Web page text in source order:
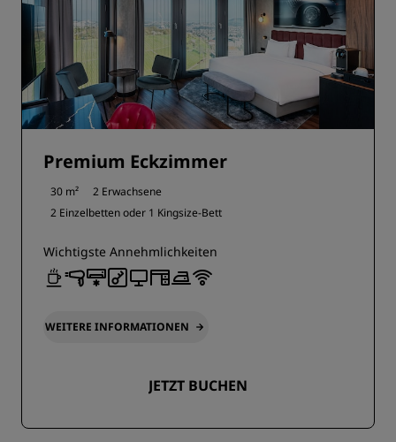
Premium Eckzimmer
30 m²
2 Erwachsene
2 Einzelbetten oder 1 Kingsize-Bett
Wichtigste Annehmlichkeiten
WEITERE INFORMATIONEN
JETZT BUCHEN